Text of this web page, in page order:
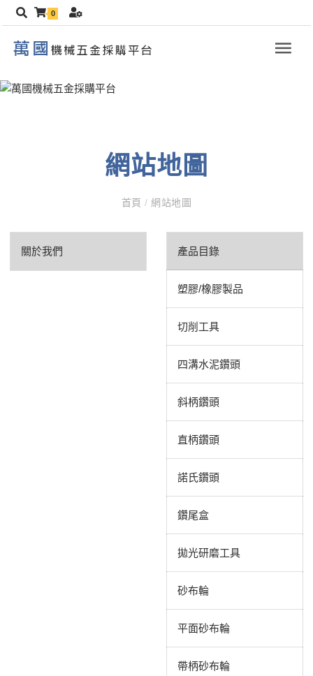
0
網站地圖
首頁/ 網站地圖
關於我們 產品目錄
塑膠/橡膠製品
切削工具
四溝水泥鑽頭
斜柄鑽頭
直柄鑽頭
諾氏鑽頭
鑽尾盒
拋光研磨工具
砂布輪
平面砂布輪
帶柄砂布輪